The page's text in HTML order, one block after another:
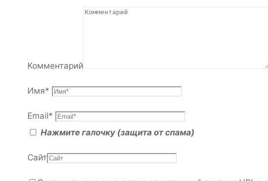
Комментарий
Имя*
Email*
Нажмите галочку (защита от спама)
Сайт